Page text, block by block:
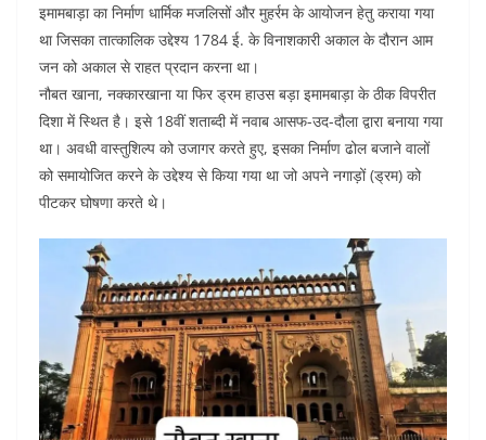
इमामबाड़ा का निर्माण धार्मिक मजलिसों और मुहर्रम के आयोजन हेतु कराया गया
था जिसका तात्कालिक उद्देश्य 1784 ई. के विनाशकारी अकाल के दौरान आम
जन को अकाल से राहत प्रदान करना था।
नौबत खाना, नक्कारखाना या फिर ड्रम हाउस बड़ा इमामबाड़ा के ठीक विपरीत
दिशा में स्थित है। इसे 18वीं शताब्दी में नवाब आसफ-उद-दौला द्वारा बनाया गया
था। अवधी वास्तुशिल्प को उजागर करते हुए, इसका निर्माण ढोल बजाने वालों
को समायोजित करने के उद्देश्य से किया गया था जो अपने नगाड़ों (ड्रम) को
पीटकर घोषणा करते थे।